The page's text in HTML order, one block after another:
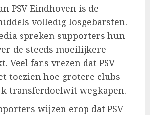
PSV Eindhoven is de
volledig losgebarsten.
spreken supporters hun
de steeds moeilijkere
Veel fans vrezen dat PSV
toezien hoe grotere clubs
transferdoelwit wegkapen.
wijzen erop dat PSV